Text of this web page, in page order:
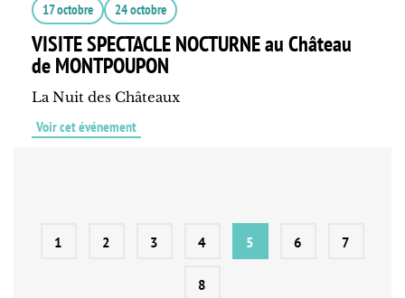
17 octobre 24 octobre
VISITE SPECTACLE NOCTURNE au Château
de MONTPOUPON
La Nuit des Châteaux
Voir cet événement
1 2 3 4 5 6 7
8